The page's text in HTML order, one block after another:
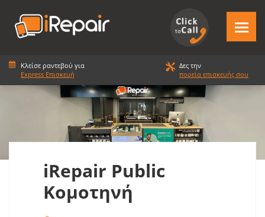
Κλείσε ραντεβού για
Express Επισκευή
Δες την
πορεία επισκευής σου
iRepair Public
Κομοτηνή